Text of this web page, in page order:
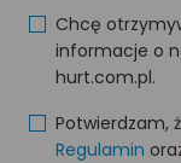
Chcę
informacje o
hurt.com.pl.
Potwierdzam,
Regulamin